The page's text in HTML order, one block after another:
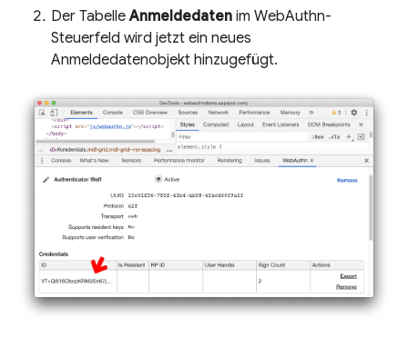
Der TabelleAnmeldedaten im WebAuthn-
Steuerfeld wird jetzt ein neues
Anmeldedatenobjekt hinzugefügt.